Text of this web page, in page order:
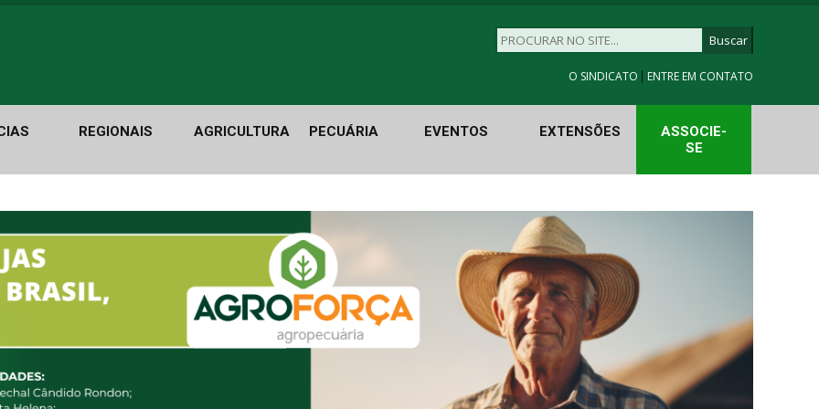
O SINDICATO | ENTRE EM CONTATO
REGIONAIS AGRICULTURA PECUÁRIA EVENTOS EXTENSÕES
ASSOCIE-
SE